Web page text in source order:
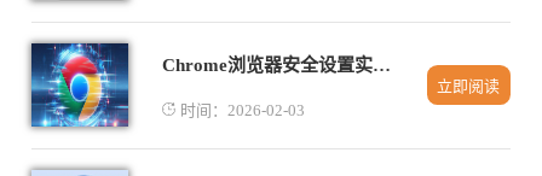
Chrome浏览器安全设置实测操作详细教程分享
时间：2026-02-03
立即阅读